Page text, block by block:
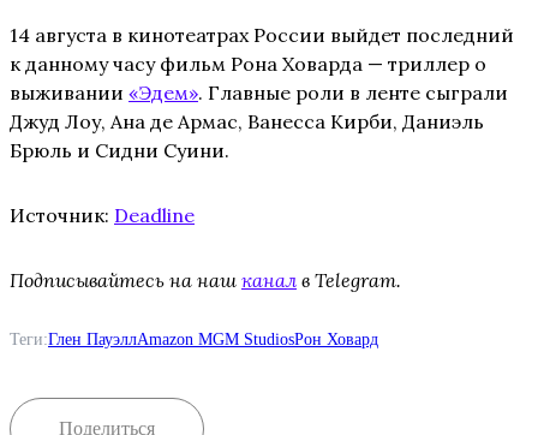
14 августа в кинотеатрах России выйдет последний
к данному часу фильм Рона Ховарда — триллер о
выживании «Эдем». Главные роли в ленте сыграли
Джуд Лоу, Ана де Армас, Ванесса Кирби, Даниэль
Брюль и Сидни Суини.
Источник: Deadline
Подписывайтесь на наш канал в Telegram.
Теги:Глен ПауэллAmazon MGM StudiosРон Ховард
Поделиться